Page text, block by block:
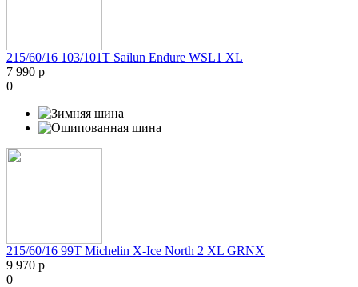
215/60/16 103/101T Sailun Endure WSL1 XL
7 990 р
0
215/60/16 99T Michelin X-Ice North 2 XL GRNX
9 970 р
0